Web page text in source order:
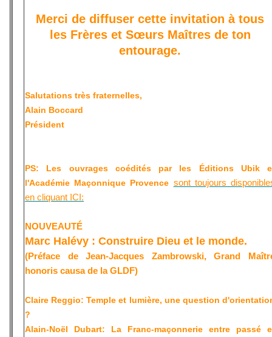
Merci de diffuser cette invitation à tous
les Frères et Sœurs Maîtres de ton
entourage.
Salutations très fraternelles,
Alain Boccard
Président
PS: Les ouvrages coédités par les Éditions Ubik
l'Académie Maçonnique Provence sont toujours
en cliquant ICI:
NOUVEAUTÉ
Marc Halévy : Construire Dieu et le monde.
(Préface de Jean-Jacques Zambrowski, Grand
honoris causa de la GLDF)
Claire Reggio: Temple et lumière, une question
?
Alain-Noël Dubart: La Franc-maçonnerie entre passé